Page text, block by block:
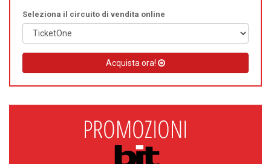
Seleziona il circuito di vendita online
Acquista ora!